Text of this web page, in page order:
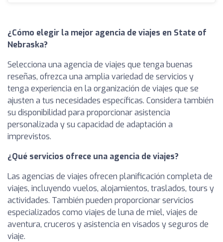
¿Cómo elegir la mejor agencia de viajes en State of
Nebraska?
Selecciona una agencia de viajes que tenga buenas
reseñas, ofrezca una amplia variedad de servicios y
tenga experiencia en la organización de viajes que se
ajusten a tus necesidades específicas. Considera también
su disponibilidad para proporcionar asistencia
personalizada y su capacidad de adaptación a
imprevistos.
¿Qué servicios ofrece una agencia de viajes?
Las agencias de viajes ofrecen planificación completa de
viajes, incluyendo vuelos, alojamientos, traslados, tours y
actividades. También pueden proporcionar servicios
especializados como viajes de luna de miel, viajes de
aventura, cruceros y asistencia en visados y seguros de
viaje.